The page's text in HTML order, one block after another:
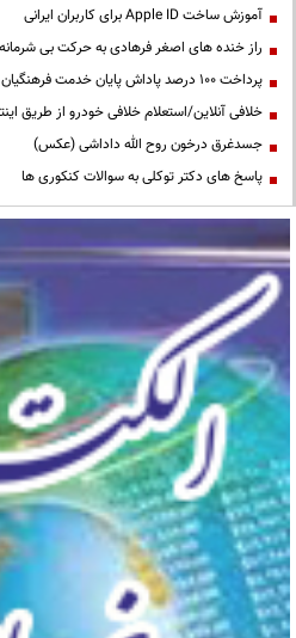
آموزش ساخت Apple ID برای کاربران ایرانی
راز خنده های اصغر فرهادی به حرکت بی
پرداخت ۱۰۰ درصد پاداش پایان خدمت فرهنگیان
خلافی آنلاین/استعلام خلافی خودرو از طریق
جسدغرق درخون روح الله داداشی (عکس)
پاسخ های دکتر توکلی به سوالات کنکوری ها